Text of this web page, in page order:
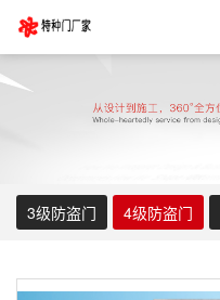
3级防盗门 4级防盗门